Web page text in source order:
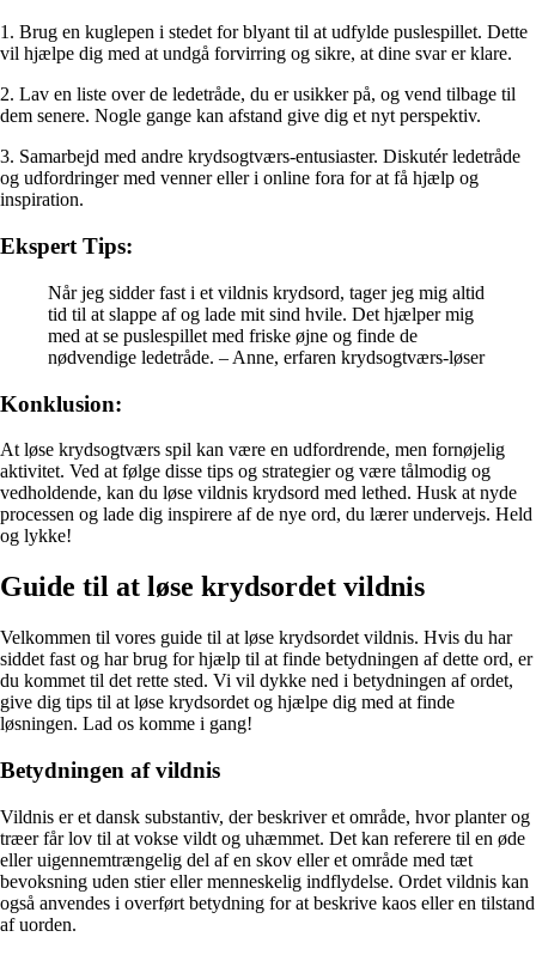
1. Brug en kuglepen i stedet for blyant til at udfylde puslespillet. Dette
vil hjælpe dig med at undgå forvirring og sikre, at dine svar er klare.
2. Lav en liste over de ledetråde, du er usikker på, og vend tilbage til
dem senere. Nogle gange kan afstand give dig et nyt perspektiv.
3. Samarbejd med andre krydsogtværs-entusiaster. Diskutér ledetråde
og udfordringer med venner eller i online fora for at få hjælp og
inspiration.
Ekspert Tips:
Når jeg sidder fast i et vildnis krydsord, tager jeg mig altid
tid til at slappe af og lade mit sind hvile. Det hjælper mig
med at se puslespillet med friske øjne og finde de
nødvendige ledetråde. – Anne, erfaren krydsogtværs-løser
Konklusion:
At løse krydsogtværs spil kan være en udfordrende, men fornøjelig
aktivitet. Ved at følge disse tips og strategier og være tålmodig og
vedholdende, kan du løse vildnis krydsord med lethed. Husk at nyde
processen og lade dig inspirere af de nye ord, du lærer undervejs. Held
og lykke!
Guide til at løse krydsordet vildnis
Velkommen til vores guide til at løse krydsordet vildnis. Hvis du har
siddet fast og har brug for hjælp til at finde betydningen af dette ord, er
du kommet til det rette sted. Vi vil dykke ned i betydningen af ordet,
give dig tips til at løse krydsordet og hjælpe dig med at finde
løsningen. Lad os komme i gang!
Betydningen af vildnis
Vildnis er et dansk substantiv, der beskriver et område, hvor planter og
træer får lov til at vokse vildt og uhæmmet. Det kan referere til en øde
eller uigennemtrængelig del af en skov eller et område med tæt
bevoksning uden stier eller menneskelig indflydelse. Ordet vildnis kan
også anvendes i overført betydning for at beskrive kaos eller en tilstand
af uorden.